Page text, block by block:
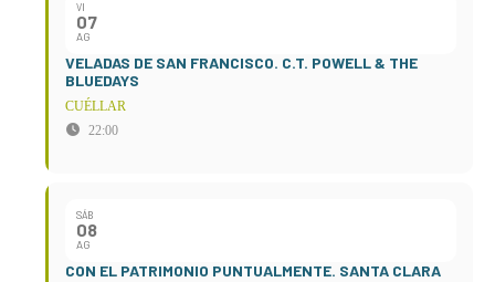
VI
07
AG
VELADAS DE SAN FRANCISCO. C.T. POWELL & THE
BLUEDAYS
CUÉLLAR
22:00
SÁB
08
AG
CON EL PATRIMONIO PUNTUALMENTE. SANTA CLARA